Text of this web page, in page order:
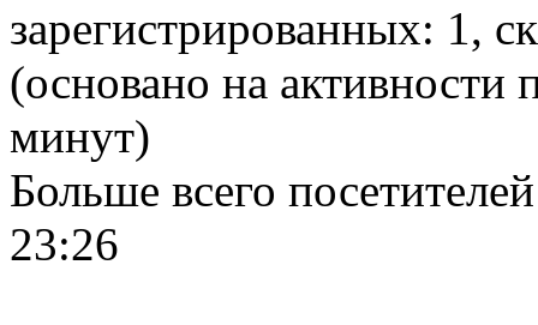
зарегистрированных: 1,
(основано на активности
минут)
Больше всего
23:26